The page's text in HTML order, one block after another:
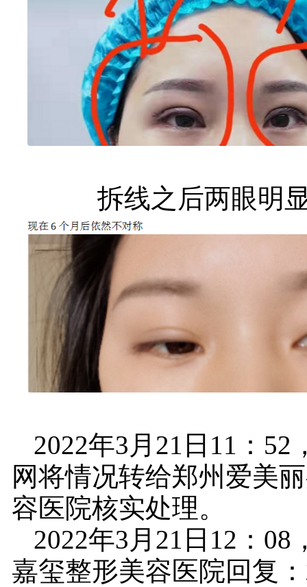
拆线之后两眼明
2022年3月21日11：52
网将情况转给郑州爱美
容医院核实处理。
2022年3月21日12：08
嘉玺整形美容医院回复